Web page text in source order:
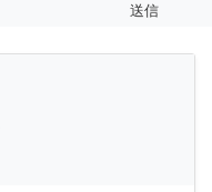
送信